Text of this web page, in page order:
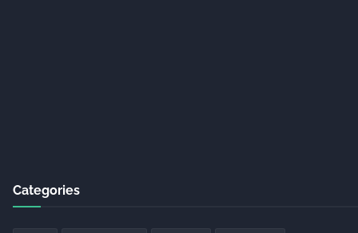
Categories